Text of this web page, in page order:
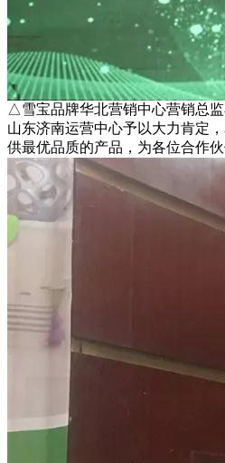
△雪宝品牌华北营销中心营销总
山东济南运营中心予以大力肯定
供最优品质的产品，为各位合作